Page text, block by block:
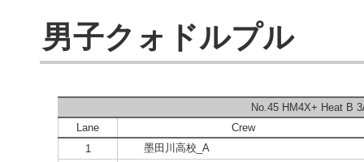
男子クォドルプル
No.45 HM4X+ Heat B
Lane
Crew
1
墨田川高校_A